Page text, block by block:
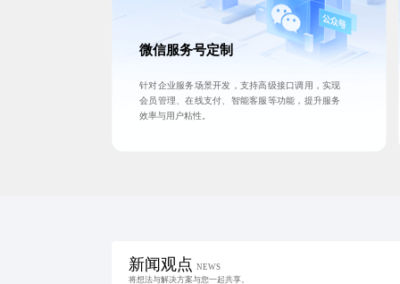
微信服务号定制
针对企业服务场景开发，支持高级接口调用，实现
会员管理、在线支付、智能客服等功能，提升服务
效率与用户粘性。
新闻观点 NEWS
将想法与解决方案与您一起共享。